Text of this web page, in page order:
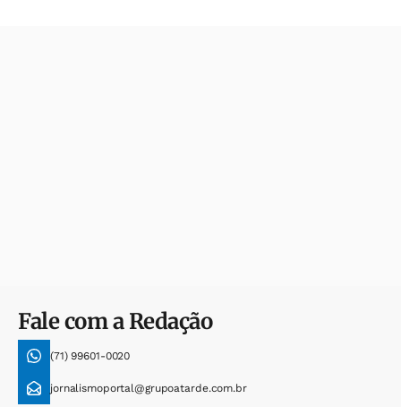
Fale com a Redação
(71) 99601-0020
jornalismoportal@grupoatarde.com.br